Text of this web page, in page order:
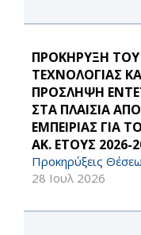
ΠΡΟΚΗΡΥΞΗ
ΤΕΧΝΟΛΟΓΙΑΣ
ΠΡΟΣΛΗΨΗ
ΣΤΑ ΠΛΑΙΣΙΑ
ΕΜΠΕΙΡΙΑΣ ΓΙΑ
ΑΚ. ΕΤΟΥΣ 2026-
Προκηρύξεις
28 Ιουλ 2026